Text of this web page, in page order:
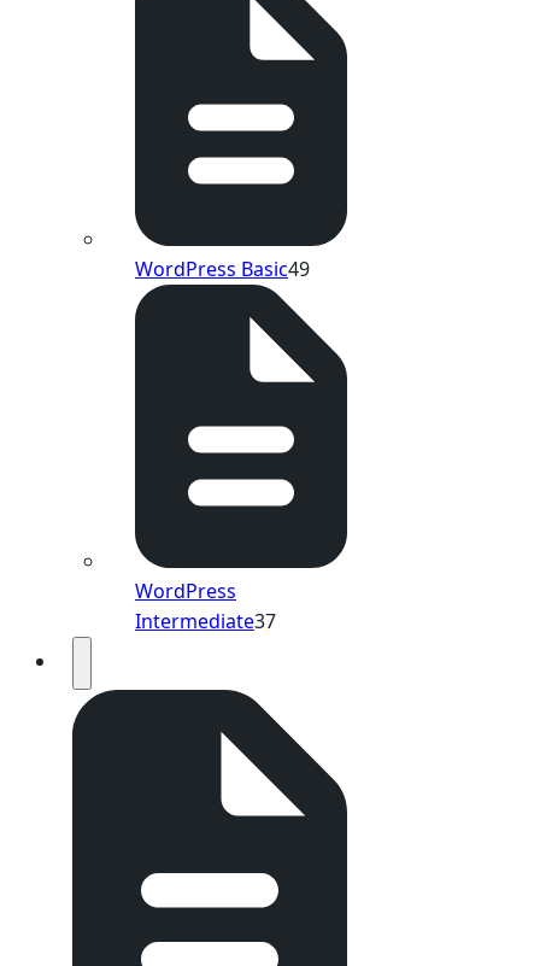
WordPress Basic49
WordPress
Intermediate37